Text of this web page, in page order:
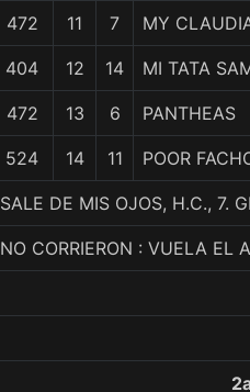
472 11 7 MY
404 12 14 MI TATA
472 13 6 PANTHEAS
524 14 11 POOR
SALE DE MIS OJOS, H.C., 7.
NO CORRIERON : VUELA EL